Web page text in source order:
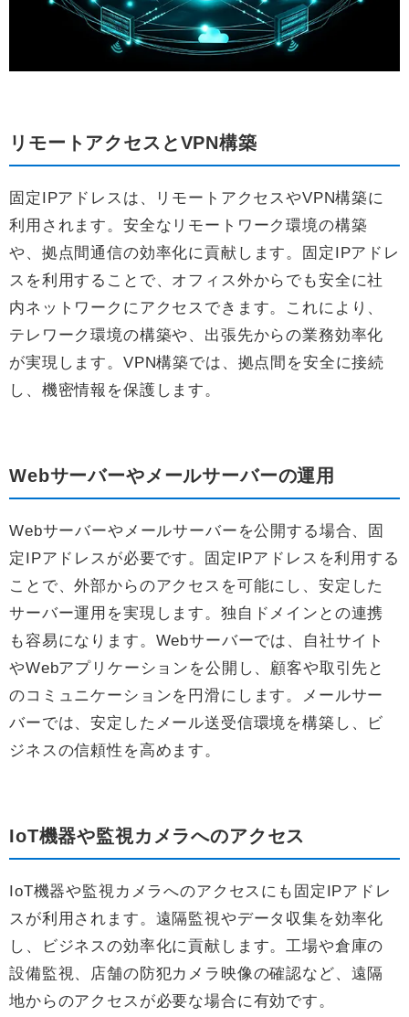
リモートアクセスとVPN構築
固定IPアドレスは、リモートアクセスやVPN構築に
利用されます。安全なリモートワーク環境の構築
や、拠点間通信の効率化に貢献します。固定IPアドレ
スを利用することで、オフィス外からでも安全に社
内ネットワークにアクセスできます。これにより、
テレワーク環境の構築や、出張先からの業務効率化
が実現します。VPN構築では、拠点間を安全に接続
し、機密情報を保護します。
Webサーバーやメールサーバーの運用
Webサーバーやメールサーバーを公開する場合、固
定IPアドレスが必要です。固定IPアドレスを利用する
ことで、外部からのアクセスを可能にし、安定した
サーバー運用を実現します。独自ドメインとの連携
も容易になります。Webサーバーでは、自社サイト
やWebアプリケーションを公開し、顧客や取引先と
のコミュニケーションを円滑にします。メールサー
バーでは、安定したメール送受信環境を構築し、ビ
ジネスの信頼性を高めます。
IoT機器や監視カメラへのアクセス
IoT機器や監視カメラへのアクセスにも固定IPアドレ
スが利用されます。遠隔監視やデータ収集を効率化
し、ビジネスの効率化に貢献します。工場や倉庫の
設備監視、店舗の防犯カメラ映像の確認など、遠隔
地からのアクセスが必要な場合に有効です。